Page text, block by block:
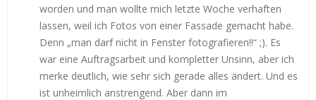
worden und man wollte mich letzte Woche verhaften
lassen, weil ich Fotos von einer Fassade gemacht habe.
Denn „man darf nicht in Fenster fotografieren!!“ ;). Es
war eine Auftragsarbeit und kompletter Unsinn, aber ich
merke deutlich, wie sehr sich gerade alles ändert. Und es
ist unheimlich anstrengend. Aber dann im